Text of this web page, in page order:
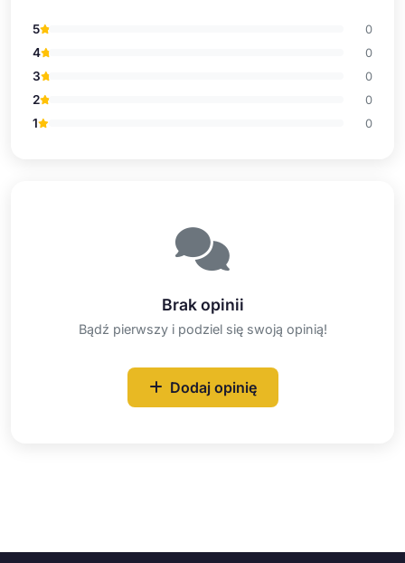
5 0
4 0
3 0
2 0
1 0
Brak opinii
Bądź pierwszy i podziel się swoją opinią!
Dodaj opinię